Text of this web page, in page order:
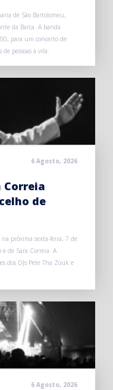
de São Bartolomeu,
da Barca. A banda
para um concerto de
pessoas à vila.
6 Agosto, 2026
Correia
de
na próxima sexta-feira, 7 de
e de Sara Correia. A
dos DJs Pete Tha Zouk e
6 Agosto, 2026